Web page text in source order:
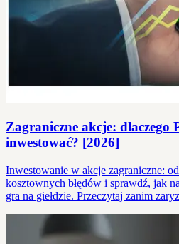
Zagraniczne akcje: dlaczego
inwestować? [2026]
Inwestowanie w akcje zagraniczne:
kosztownych błędów i sprawdź, jak
gra na giełdzie. Przeczytaj zanim